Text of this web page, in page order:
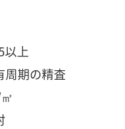
以上
周期の精査